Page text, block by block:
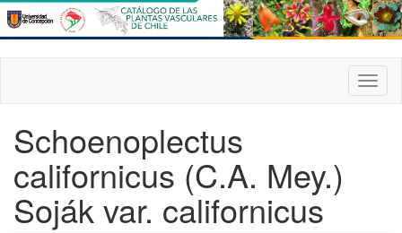
Pasar
al
contenido
principal
Schoenoplectus
californicus (C.A. Mey.)
Soják var. californicus